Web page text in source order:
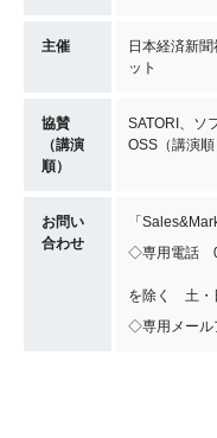
主催
日本経済新
ット
協賛
（講演
順）
SATORI、ソ
OSS（講演順
お問い
合わせ
「
◇専用電話
（10：
を除く 土・
◇専用メール